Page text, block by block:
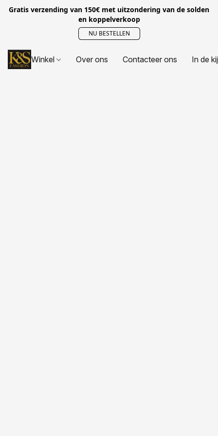
Gratis verzending van 150€ met uitzondering van de solden
en koppelverkoop
NU BESTELLEN
Winkel Over ons Contacteer ons In de